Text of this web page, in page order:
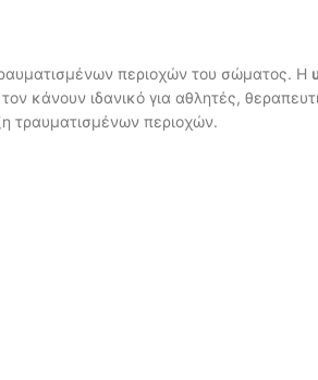
περιοχών του σώματος. Η
κάνουν ιδανικό για αθλητές,
τραυματισμένων περιοχών.